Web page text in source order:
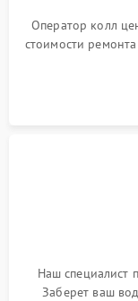
Оператор колл
стоимости
Наш специалист
Заберет ваш